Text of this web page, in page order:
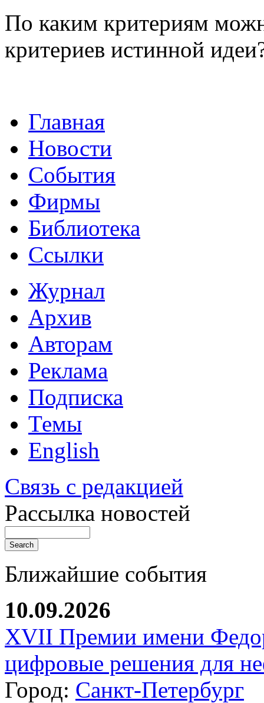
По каким критериям
критериев истинной
Главная
Новости
События
Фирмы
Библиотека
Ссылки
Журнал
Архив
Авторам
Реклама
Подписка
Темы
English
Связь с редакцией
Рассылка новостей
Ближайшие события
10.09.2026
XVII Премии имени
цифровые решения для
Город: Санкт-Петербург